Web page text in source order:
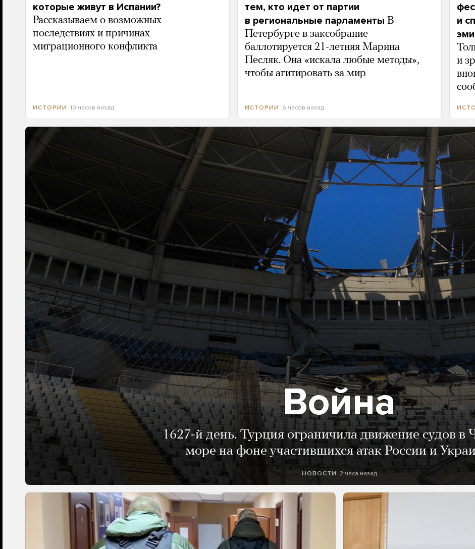
которые живут в Испании?
Рассказываем о возможных
последствиях и причинах
миграционного конфликта
ИСТОРИИ 10 часов назад
тем, кто идет от партии
в региональные парламенты В
Петербурге в заксобрание
баллотируется 21-летняя Марина
Песляк. Она «искала любые методы»,
чтобы агитировать за мир
ИСТОРИИ 6 часов назад
и
и
Война
1627-й день. Турция ограничила движение судов в
море на фоне участившихся атак России и
НОВОСТИ 2 часа назад